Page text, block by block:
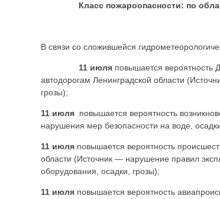
Класс пожароопасности: по
В связи со сложившейся
11 июля повышается вероятность
автодорогам Ленинградской области
грозы);
11 июля повышается вероятность
нарушения мер безопасности на воде,
11 июля повышается вероятность
области (Источник — нарушение правил
оборудования, осадки, грозы);
11 июля повышается вероятность